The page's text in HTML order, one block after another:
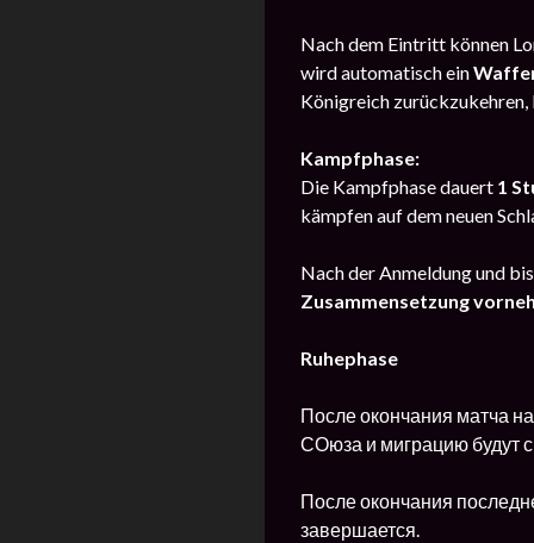
Nach dem Eintritt können
wird automatisch ein
Königreich
Kampfphase:
Die Kampfphase dauert 1
kämpfen auf dem neuen
Nach der Anmeldung und
Zusammensetzung
Ruhephase
После окончания матча
СОюза и миграцию будут
После окончания
завершается.